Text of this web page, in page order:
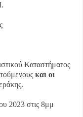
Καταστήματος
και οι
2023 στις 8μμ